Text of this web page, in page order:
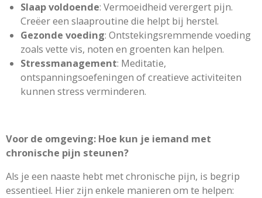
Slaap voldoende: Vermoeidheid verergert pijn.
Creëer een slaaproutine die helpt bij herstel.
Gezonde voeding: Ontstekingsremmende voeding
zoals vette vis, noten en groenten kan helpen.
Stressmanagement: Meditatie,
ontspanningsoefeningen of creatieve activiteiten
kunnen stress verminderen.
Voor de omgeving: Hoe kun je iemand met
chronische pijn steunen?
Als je een naaste hebt met chronische pijn, is begrip
essentieel. Hier zijn enkele manieren om te helpen: